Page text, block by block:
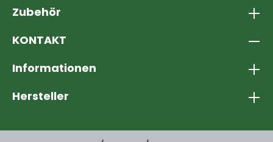
Zubehör
KONTAKT
Informationen
Hersteller